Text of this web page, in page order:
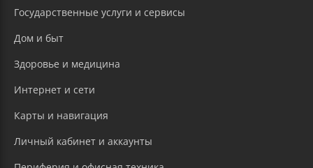
Государственные услуги и сервисы
Дом и быт
Здоровье и медицина
Интернет и сети
Карты и навигация
Личный кабинет и аккаунты